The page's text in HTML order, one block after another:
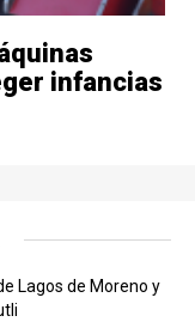
Lagos de Moreno y
infancias